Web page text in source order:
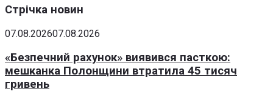
Стрічка новин
07.08.202607.08.2026
«Безпечний рахунок» виявився пасткою:
мешканка Полонщини втратила 45 тисяч
гривень